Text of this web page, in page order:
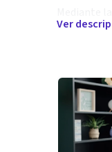
Practico
Ver